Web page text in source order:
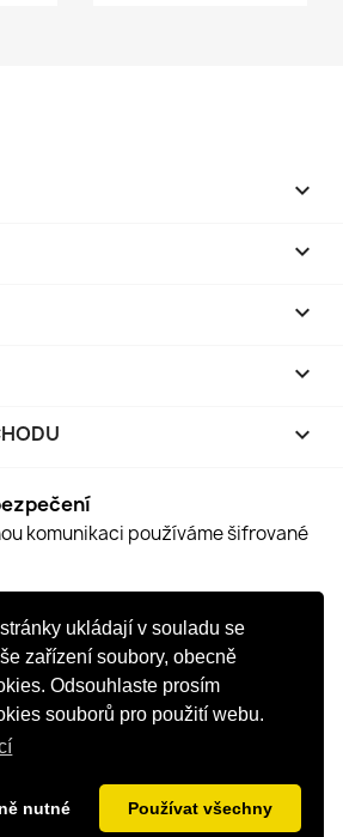
ukládají v souladu se
zařízení soubory, obecně
Odsouhlaste prosím
souborů pro použití webu.
nutné Používat všechny




keyboard_arrow_down
komunikaci používáme šifrované
se snažíme expedovat v nekratší
do dvou pracovních dnů.
zda si naše produkty ponecháte
máte 2 týdny.
elektronický obchod od